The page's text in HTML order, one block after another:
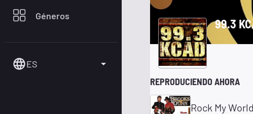
Géneros
ES
REPRODUCIENDO AHORA
Rock My